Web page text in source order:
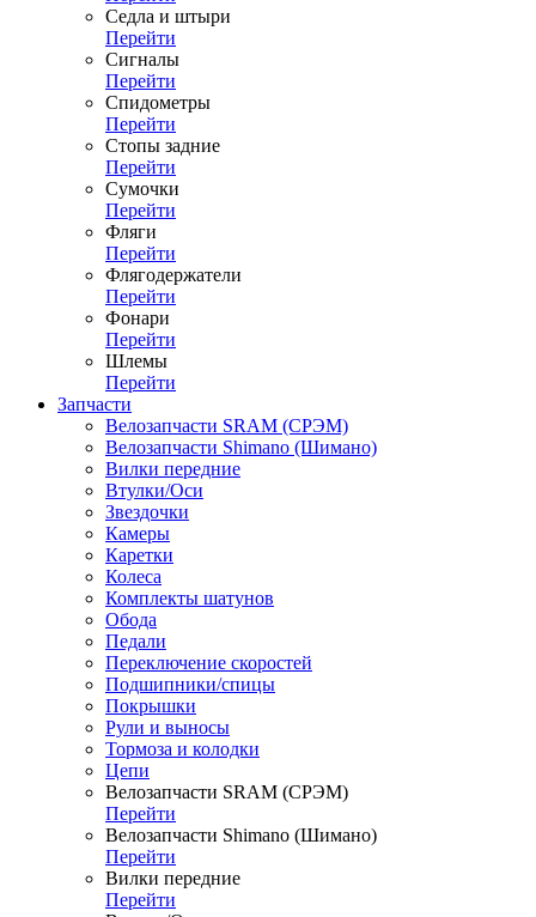
Седла и штыри
Перейти
Сигналы
Перейти
Спидометры
Перейти
Стопы задние
Перейти
Сумочки
Перейти
Фляги
Перейти
Флягодержатели
Перейти
Фонари
Перейти
Шлемы
Перейти
Запчасти
Велозапчасти SRAM (СРЭМ)
Велозапчасти Shimano (Шимано)
Вилки передние
Втулки/Оси
Звездочки
Камеры
Каретки
Колеса
Комплекты шатунов
Обода
Педали
Переключение скоростей
Подшипники/спицы
Покрышки
Рули и выносы
Тормоза и колодки
Цепи
Велозапчасти SRAM (СРЭМ)
Перейти
Велозапчасти Shimano (Шимано)
Перейти
Вилки передние
Перейти